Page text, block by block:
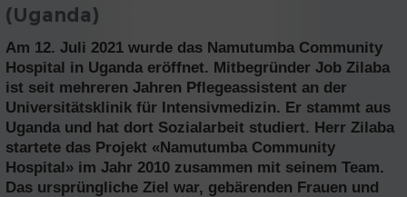
(Uganda)
Am 12. Juli 2021 wurde das Namutumba Community
Hospital in Uganda eröffnet. Mitbegründer Job Zilaba
ist seit mehreren Jahren Pflegeassistent an der
Universitätsklinik für Intensivmedizin. Er stammt aus
Uganda und hat dort Sozialarbeit studiert. Herr Zilaba
startete das Projekt «Namutumba Community
Hospital» im Jahr 2010 zusammen mit seinem Team.
Das ursprüngliche Ziel war, gebärenden Frauen und